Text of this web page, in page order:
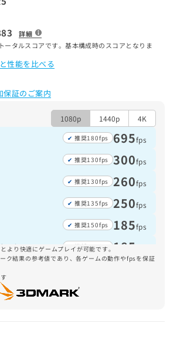
詳細
タルスコアです。基本構成時のスコアとなりま
性能を比べる
保証のご案内
1080p 1440p
4K
推奨180fps 695fps
推奨130fps 300fps
推奨130fps 260fps
推奨135fps 250fps
推奨150fps 185fps
ートＶ
推奨165fps 185
155
推奨60fps
より快適にゲームプレイが可能です。
ク結果の参考値であり、各ゲームの動作やfpsを保証